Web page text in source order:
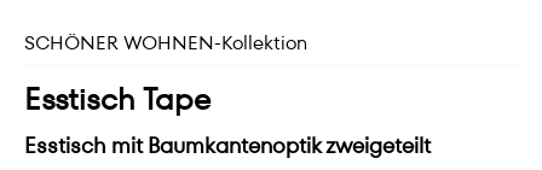
SCHÖNER WOHNEN-Kollektion
Esstisch Tape
Esstisch mit Baumkantenoptik zweigeteilt